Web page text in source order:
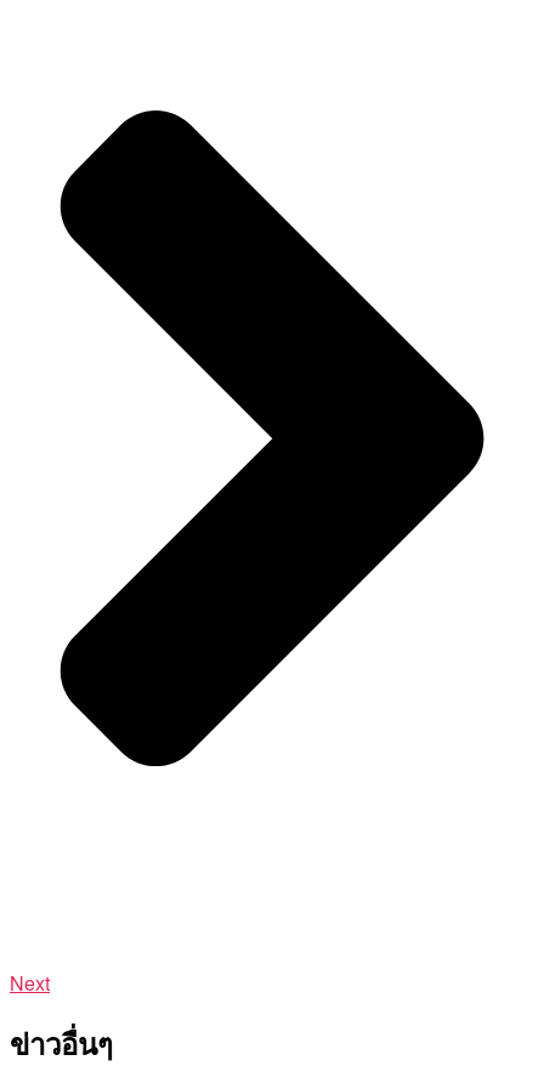
Next
ข่าวอื่นๆ